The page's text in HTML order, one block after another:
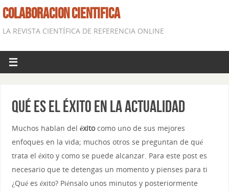
COLABORACION CIENTIFICA
LA REVISTA CIENTÍFICA DE REFERENCIA ONLINE
Qué es el éxito en la actualidad
Muchos hablan del éxitocomo uno de sus mejores
enfoques en la vida; muchos otros se preguntan de qué
trata el éxito y como se puede alcanzar. Para este post es
necesario que te detengas un momento y pienses para ti
¿Qué es éxito? Piénsalo unos minutos y posteriormente